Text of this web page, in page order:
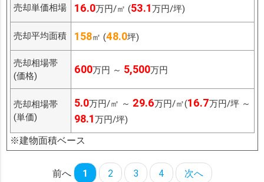
売却単価相場 16.0万円/㎡ (53.1万円/坪)
売却平均面積 158㎡ (48.0坪)
売却相場帯
(価格)
600万円 ～ 5,500万円
売却相場帯
(単価)
5.0万円/㎡ ～ 29.6万円/㎡(16.7万円/坪 ～
98.1万円/坪)
※建物面積ベース
前へ 1 2 3 4 次へ